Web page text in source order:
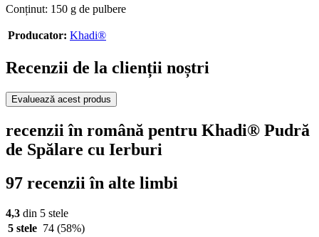
Conținut: 150 g de pulbere
Producator: Khadi®
Recenzii de la clienții noștri
Evaluează acest produs
recenzii în română pentru Khadi® Pudră
de Spălare cu Ierburi
97 recenzii în alte limbi
4,3 din 5 stele
5 stele 74 (58%)